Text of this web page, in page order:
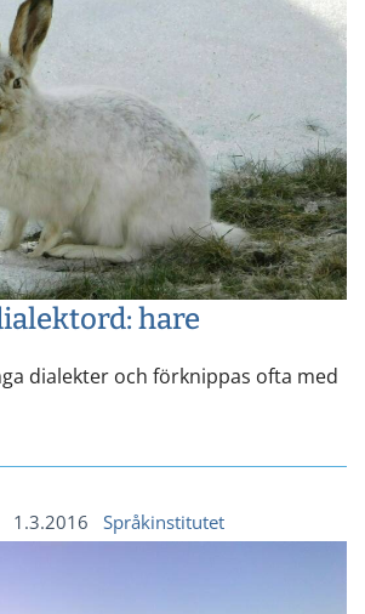
hare
dialekter och förknippas ofta med
1.3.2016 Språkinstitutet